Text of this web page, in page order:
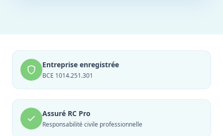
Entreprise enregistrée
BCE 1014.251.301
Assuré RC Pro
Responsabilité civile professionnelle